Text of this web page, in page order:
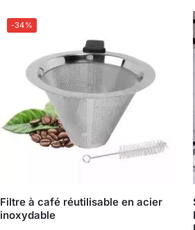
-34%
Filtre à café réutilisable en acier
inoxydable